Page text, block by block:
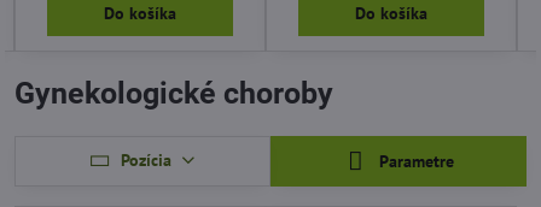
Do košíka Do košíka
Gynekologické choroby
Pozícia Parametre